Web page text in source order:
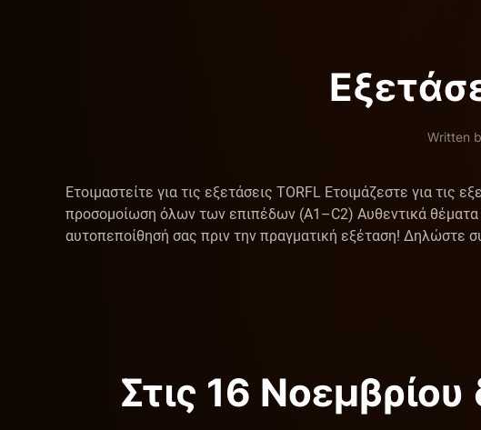
Written
Ετοιμαστείτε για τις εξετάσεις TORFL Ετοιμάζεστε για
προσομοίωση όλων των επιπέδων (A1–C2) Αυθεντικά
αυτοπεποίθησή σας πριν την πραγματική εξέταση! Δηλώστε
Στις 16 Νοεμβρίου